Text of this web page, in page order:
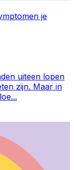
je
uiteen lopen
zijn. Maar in
...